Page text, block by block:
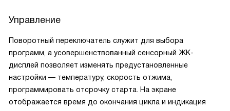
Управление
Поворотный переключатель служит для выбора
программ, а усовершенствованный сенсорный ЖК-
дисплей позволяет изменять предустановленные
настройки — температуру, скорость отжима,
программировать отсрочку старта. На экране
отображается время до окончания цикла и индикация